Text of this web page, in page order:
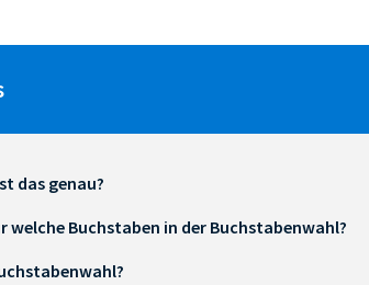
das genau?
welche Buchstaben in der Buchstabenwahl?